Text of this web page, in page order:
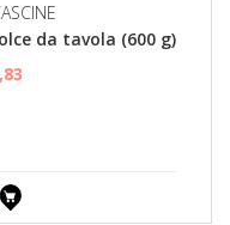
da tavola (600 g)